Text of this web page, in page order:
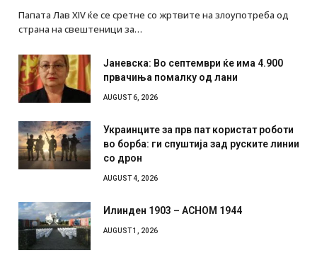
Папата Лав XIV ќе се сретне со жртвите на злоупотреба од
страна на свештеници за…
Јаневска: Во септември ќе има 4.900
првачиња помалку од лани
AUGUST 6, 2026
Украинците за прв пат користат роботи
во борба: ги спуштија зад руските линии
со дрон
AUGUST 4, 2026
Илинден 1903 – АСНОМ 1944
AUGUST 1, 2026